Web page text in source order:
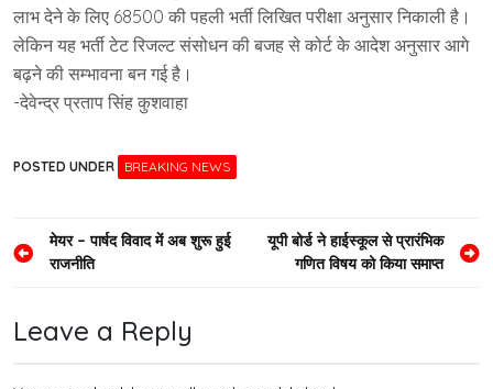
लाभ देने के लिए 68500 की पहली भर्ती लिखित परीक्षा अनुसार निकाली है।
लेकिन यह भर्ती टेट रिजल्ट संसोधन की बजह से कोर्ट के आदेश अनुसार आगे
बढ़ने की सम्भावना बन गई है।
-देवेन्द्र प्रताप सिंह कुशवाहा
POSTED UNDER BREAKING NEWS
Post
navigation
मेयर – पार्षद विवाद में अब शुरू हुई
राजनीति
यूपी बोर्ड ने हाईस्कूल से प्रारंभिक
गणित विषय को किया समाप्त
Leave a Reply